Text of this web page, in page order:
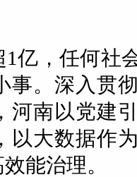
，任何社
事。深入贯
河南以党建
以大数据作
能治理。